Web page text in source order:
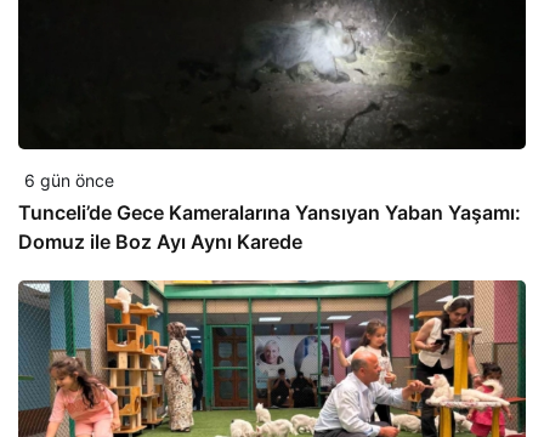
6 gün önce
Tunceli’de Gece Kameralarına Yansıyan Yaban Yaşamı:
Domuz ile Boz Ayı Aynı Karede